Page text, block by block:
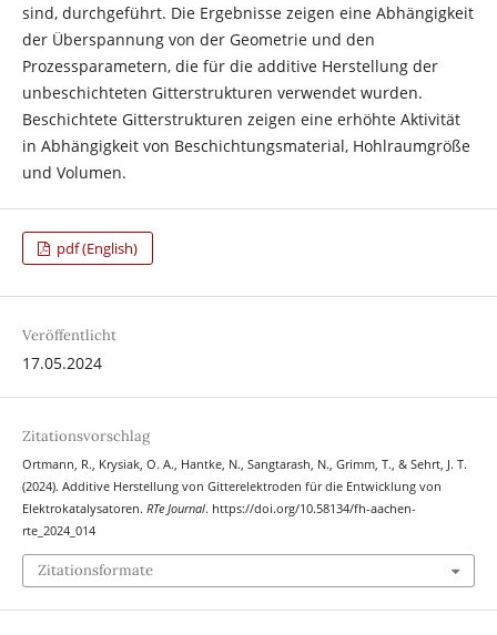
sind, durchgeführt. Die Ergebnisse zeigen eine Abhängigkeit
der Überspannung von der Geometrie und den
Prozessparametern, die für die additive Herstellung der
unbeschichteten Gitterstrukturen verwendet wurden.
Beschichtete Gitterstrukturen zeigen eine erhöhte Aktivität
in Abhängigkeit von Beschichtungsmaterial, Hohlraumgröße
und Volumen.
pdf (English)
Veröffentlicht
17.05.2024
Zitationsvorschlag
Ortmann, R., Krysiak, O. A., Hantke, N., Sangtarash, N., Grimm, T., & Sehrt, J. T.
(2024). Additive Herstellung von Gitterelektroden für die Entwicklung von
Elektrokatalysatoren. RTe Journal. https://doi.org/10.58134/fh-aachen-
rte_2024_014
Zitationsformate